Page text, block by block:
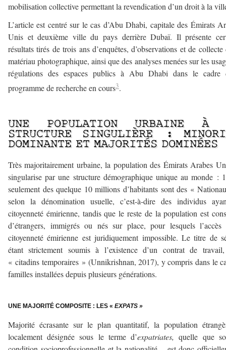
mobilisation collective permettant la revendication d’un droit à la
L’article est centré sur le cas d’Abu Dhabi, capitale des Émirats
Unis et deuxième ville du pays derrière Dubaï. Il présente
résultats tirés de trois ans d’enquêtes, d’observations et de collecte
matériau photographique, ainsi que des analyses menées sur les
régulations des espaces publics à Abu Dhabi dans le cadre
programme de recherche en cours3.
UNE POPULATION URBAINE À
STRUCTURE SINGULIÈRE :
DOMINANTE ET MAJORITÉS DOMINÉES
Très majoritairement urbaine, la population des Émirats Arabes
singularise par une structure démographique unique au monde :
seulement des quelque 10 millions d’habitants sont des «
selon la dénomination usuelle, c’est-à-dire des individus
citoyenneté émirienne, tandis que le reste de la population est
d’étrangers, immigrés ou nés sur place, pour lesquels
citoyenneté émirienne est juridiquement impossible. Le titre de
étant strictement soumis à l’existence d’un contrat de
« citadins temporaires » (Unnikrishnan, 2017), y compris dans le
familles installées depuis plusieurs générations.
UNE MAJORITÉ COMPOSITE : LES « EXPATS »
Majorité écrasante sur le plan quantitatif, la population
localement désignée sous le terme d’expatriates,quelle que